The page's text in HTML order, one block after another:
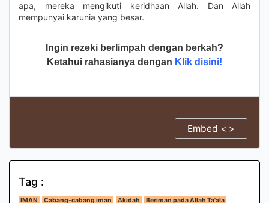
apa, mereka mengikuti keridhaan Allah. Dan Allah
mempunyai karunia yang besar.
Ingin rezeki berlimpah dengan berkah?
Ketahui rahasianya dengan Klik disini!
Embed < >
Tag :
IMAN Cabang-cabang iman Akidah
Beriman pada Allah Ta'ala